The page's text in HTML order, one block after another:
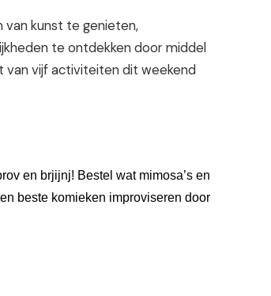
kunst te genieten,
te ontdekken door middel
van vijf activiteiten dit weekend
en brjijnj! Bestel wat mimosa’s en
beste komieken improviseren door